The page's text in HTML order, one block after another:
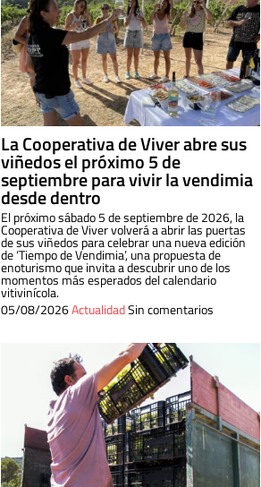
La Cooperativa de Viver abre sus
viñedos el próximo 5 de
septiembre para vivir la vendimia
desde dentro
El próximo sábado 5 de septiembre de 2026, la
Cooperativa de Viver volverá a abrir las puertas
de sus viñedos para celebrar una nueva edición
de ‘Tiempo de Vendimia’, una propuesta de
enoturismo que invita a descubrir uno de los
momentos más esperados del calendario
vitivinícola.
05/08/2026ActualidadSin comentarios